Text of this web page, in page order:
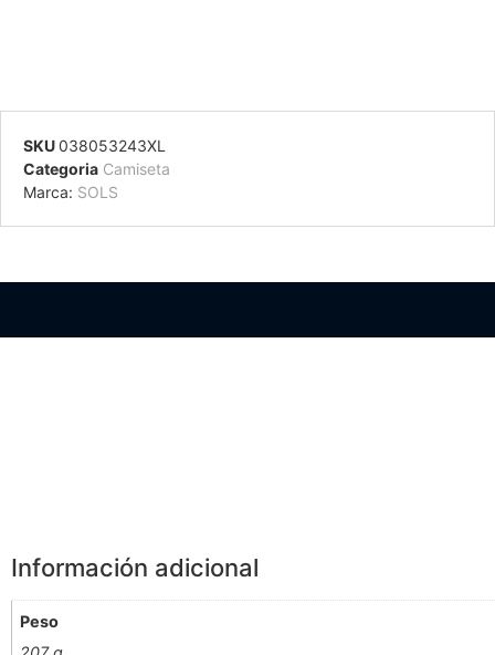
SKU038053243XL
Categoria Camiseta
Marca: SOLS
Información adicional
Peso